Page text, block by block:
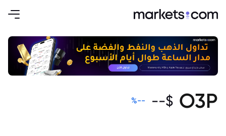
O3P
$
--
--
%